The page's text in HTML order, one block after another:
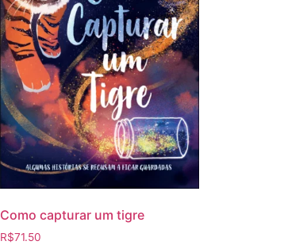
Como capturar um tigre
R$71.50